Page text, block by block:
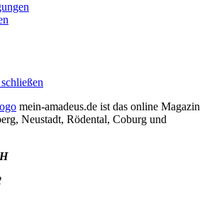
mein-amadeus.de ist das online Magazin
Neustadt, Rödental, Coburg und